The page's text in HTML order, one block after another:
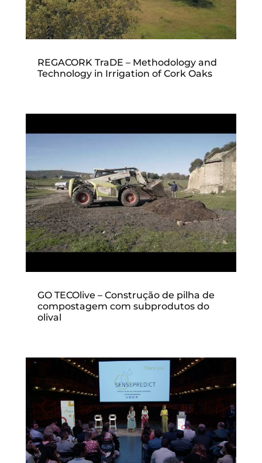
REGACORK TraDE – Methodology and
Technology in Irrigation of Cork Oaks
GO TECOlive – Construção de pilha de
compostagem com subprodutos do
olival